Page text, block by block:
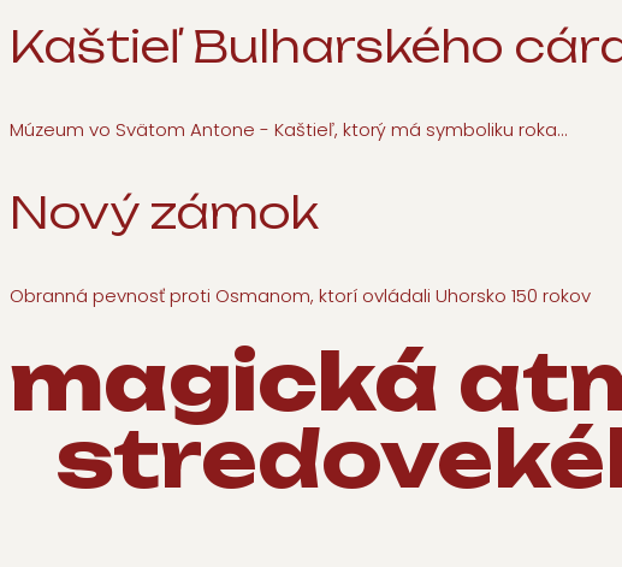
Kaštieľ Bulharského
Múzeum vo Svätom Antone - Kaštieľ, ktorý má symboliku roka...
Nový zámok
Obranná pevnosť proti Osmanom, ktorí ovládali Uhorsko 150 rokov
magická